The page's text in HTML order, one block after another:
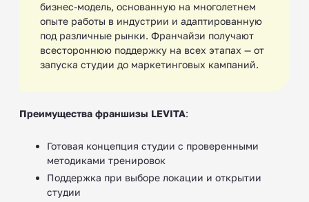
бизнес-модель, основанную на многолетнем
опыте работы в индустрии и адаптированную
под различные рынки. Франчайзи получают
всестороннюю поддержку на всех этапах — от
запуска студии до маркетинговых кампаний.
Преимущества франшизы LEVITA:
Готовая концепция студии с проверенными
методиками тренировок
Поддержка при выборе локации и открытии
студии